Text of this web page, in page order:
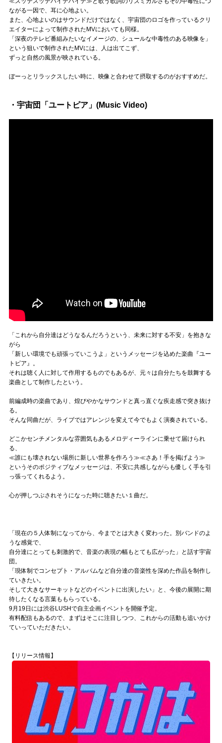
ながる一因で、耳に心地よい。
また、心地よいのはサウンドだけではなく、宇宙団のロゴを作っているクリ
エイターによって制作されたMVにおいても同様。
「深夜のテレビ番組みたいなイメージの、シュールな中毒性のある映像を」
という狙いで制作されたMVには、人は出てこず、
ずっと自然の風景が映されている。
ぼーっとリラックスしたい時に、映像と合わせて摂取するのがおすすめだ。
・宇宙団「ユートピア」(Music Video)
「これから自分達はどうなるんだろうという、未来に対する不安」を抱きな
がら
「新しい環境でも頑張っていこうよ」というメッセージを込めた楽曲『ユー
トピア』。
それは聴く人に対して作用するものでもあるが、元々は自分たちを鼓舞する
楽曲として制作したという。
前編成時の楽曲であり、煌びやかなサウンドと真っ直ぐな疾走感で突き抜け
る。
そんな同曲だが、ライブではアレンジを変えて今でもよく演奏されている。
どこかセンチメンタルな雰囲気もあるメロディーラインに乗せて届けられ
る、
≪誰にも壊されない場所に新しい世界を作ろう≫≪さあ！手を掲げよう≫
というそのポジティブなメッセージは、不安に共感しながらも優しく手を引
っ張ってくれるよう。
心が押しつぶされそうになった時に聴きたい１曲だ。
「現在の５人体制になってから、今までとは大きく変わった。別バンドのよ
うな感覚で、
自分達にとっても刺激的で、音楽の表現の幅もとても広がった」と話す宇宙
団。
「現体制でコンセプト・アルバムなど自分達の音楽性を深めた作品を制作し
ていきたい。
そして大きなサーキットなどのイベントに出演したい」と、今後の展開に期
待したくなる言葉ももらっている。
9月19日には渋谷LUSHで自主企画イベントを開催予定。
有料配信もあるので、まずはそこに注目しつつ、これからの活動も追いかけ
ていっていただきたい。
【リリース情報】